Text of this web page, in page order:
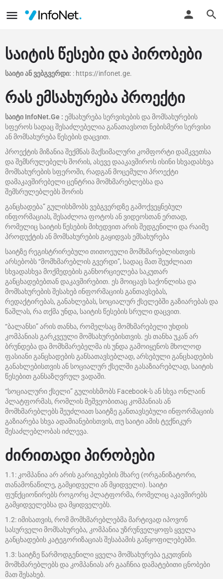
საიტის წესები და პირობები
საიტი ან ვებგვერდი: : https://infonet.ge.
რას ემსახურება პროექტი
საიტი InfoNet.Ge : ემსახურება სერვისების და მომსახურების
სფეროს სადაც შესაძლებელია განათავსოთ ნებისმერი სერვისი
ან მომსახურება წესების დაცვით.
პროექტის მიზანია შექმნას მაქსიმალური კომფორტი დამკვეთსა
და შემსრულებელს შორის, ასევე დააკავშიროს ისინი სხვადასხვა
მომსახურების სფეროში, რადგან მოცემული პროექტი
დამაკავშირებელი ცენტრია მომხმარებლებსა და
შემსრულებლებს შორის
განცხადება” გულისხმობს ვებგვერდზე გამოქვეყნებულ
ინფორმაციას, შესაძლოა ფოტოს ან ვიდეოსთან ერთად,
რომელიც საიტის წესების მიხედვით არის შედგენილი და რაიმე
პროდუქტის ან მომსახურების გაყიდვას ემსახურება
საიტზე რეგისტრირებული თითოეული მომხმარებლისთვის
არსებობს “მომხმარებლის გვერდი”, სადაც მათ შეუძლიათ
სხვადასხვა მოქმედების განხორციელება საკუთარ
განცხადებებთან დაკავშირებით. ეს მოიცავს საქონლისა და
მომსახურების შესახებ ინფორმაციის განთავსებას,
რედაქტირებას, განახლებას, სოციალურ ქსელებში გაზიარებას და
წაშლას, რა თქმა უნდა, საიტის წესების სრული დაცვით.
“ბალანსი” არის თანხა, რომელსაც მომხმარებელი უხდის
კომპანიას გარკვეული მომსახურებისთვის. ეს თანხა უკან არ
ბრუნდება და მომხმარებელმა ის უნდა გამოიყენოს მხოლოდ
ფასიანი განცხადების განსათავსებლად, არსებული განცხადების
განახლებისთვის ან სოციალურ ქსელში გასაზიარებლად, საიტის
წესებით განსაზღვრულ ვადაში.
“სოციალური ქსელი” გულისხმობს Facebook-ს ან სხვა ონლაინ
პლატფორმას, რომლის მეშვეობითაც კომპანიას ან
მომხმარებლებს შეუძლიათ საიტზე განთავსებული ინფორმაციის
გაზიარება სხვა ადამიანებისთვის, თუ საიტი ამის ტექნიკურ
შესაძლებლობას იძლევა.
ძირითადი პირობები
1.1: კომპანია არ არის გარიგებების მხარე (ორგანიზატორი,
თანამონაწილე, გამყიდველი ან მყიდველი). საიტი
ფუნქციონირებს როგორც პლატფორმა, რომელიც აკავშირებს
გამყიდველებსა და მყიდველებს.
1.2: იმისათვის, რომ მომხმარებლებმა მარტივად იპოვონ
სასურველი მომსახურება, კომპანია უზრუნველყოფს ყველა
განცხადების კატეგორიზაციას შესაბამის განყოფილებებში.
1.3: საიტზე წარმოდგენილი ყველა მომსახურება ეკუთვნის
მომხმარებლებს და კომპანიას არ გააჩნია დამატებითი ცნობები
მათ შესახებ.